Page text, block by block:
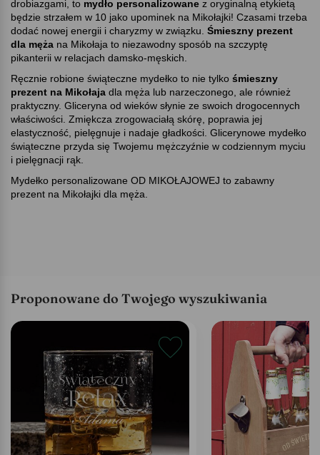
drobiazgami, to mydło personalizowane z oryginalną etykietą
będzie strzałem w 10 jako upominek na Mikołajki! Czasami trzeba
dodać nowej energii i charyzmy w związku. Śmieszny prezent
dla męża na Mikołaja to niezawodny sposób na szczyptę
pikanterii w relacjach damsko-męskich.
Ręcznie robione świąteczne mydełko to nie tylko śmieszny
prezent na Mikołaja dla męża lub narzeczonego, ale również
praktyczny. Gliceryna od wieków słynie ze swoich drogocennych
właściwości. Zmiękcza zrogowaciałą skórę, poprawia jej
elastyczność, pielęgnuje i nadaje gładkości. Glicerynowe mydełko
świąteczne przyda się Twojemu mężczyźnie w codziennym myciu
i pielęgnacji rąk.
Mydełko personalizowane OD MIKOŁAJOWEJ to zabawny
prezent na Mikołajki dla męża.
Proponowane do Twojego wyszukiwania